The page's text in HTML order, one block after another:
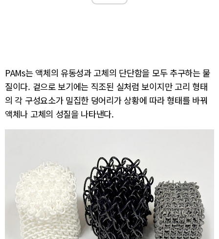
PAMs는 액체의 유동성과 고체의 단단함을 모두 추구하는 물
질이다. 겉으로 보기에는 직조된 실처럼 보이지만 고리 형태
의 각 구성요소가 밀집한 덩어리가 상황에 따라 형태를 바꿔
액체나 고체의 성질을 나타낸다.